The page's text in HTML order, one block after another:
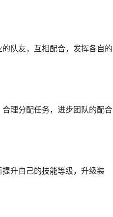
队友，互相配合，发挥各自的
理分配任务，进步团队的配合
升自己的技能等级，升级装